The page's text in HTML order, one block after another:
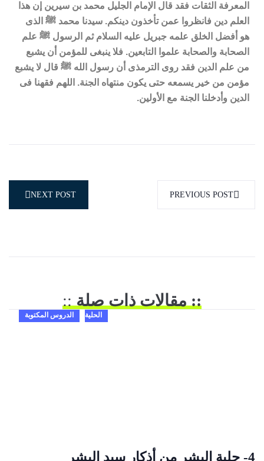
المعرفة الثقات فقد قال الإمام الجليل محمد بن سيرين إن هذا
العلم دين فانظروا عمن تأخذون دينكم. سيدنا محمد ﷺ الذى
هو أفضل الخلق علمه جبريل عليه السلام ثم الرسول ﷺ علم
الصحابة والصحابة علموا التابعين. فلا ينبغى للمؤمن أن يشبع
من علم الدين فقد روى الترمذى أن رسول الله ﷺ قال لا يشبع
مؤمن من خير يسمعه حتى يكون منتهاه الجنة. اللهم فقهنا فى
الدين وأدخلنا الجنة مع الأولين.
PREVIOUS POST
NEXT POST
:: مقالات ذات صلة ::
الحلية الدروس المكتوبة
4- حلية البشر من أذكار سيد البشر